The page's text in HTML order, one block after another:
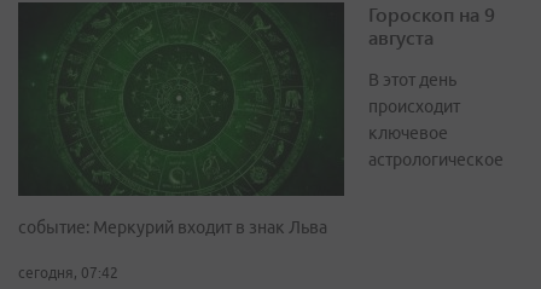
Гороскоп на 9
августа
В этот день
происходит
ключевое
астрологическое
событие: Меркурий входит в знак Льва
сегодня, 07:42